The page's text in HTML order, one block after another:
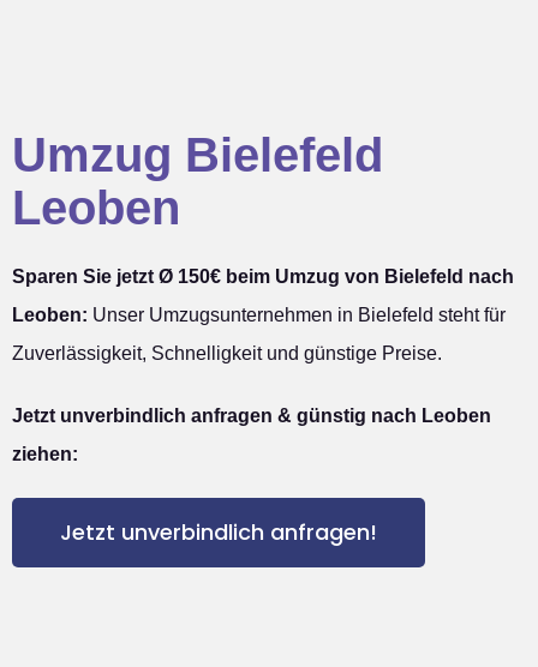
Umzug Bielefeld
Leoben
Sparen Sie jetzt Ø 150€ beim Umzug von Bielefeld nach
Leoben: Unser Umzugsunternehmen in Bielefeld steht für
Zuverlässigkeit, Schnelligkeit und günstige Preise.
Jetzt unverbindlich anfragen & günstig nach Leoben
ziehen:
Jetzt unverbindlich anfragen!